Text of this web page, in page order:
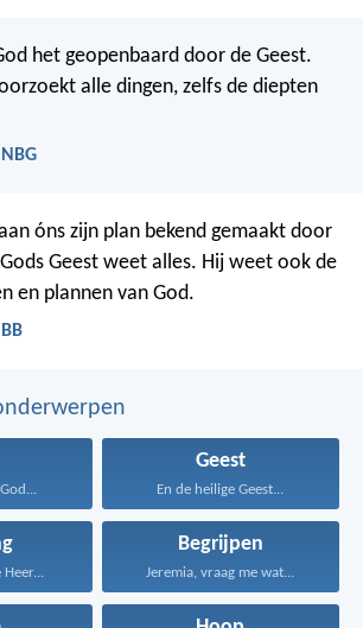
het geopenbaard door de Geest.
alle dingen, zelfs de diepten
óns zijn plan bekend gemaakt door
Geest weet alles. Hij weet ook de
en plannen van God.
Geest
En de heilige Geest...
Begrijpen
Jeremia, vraag me wat...